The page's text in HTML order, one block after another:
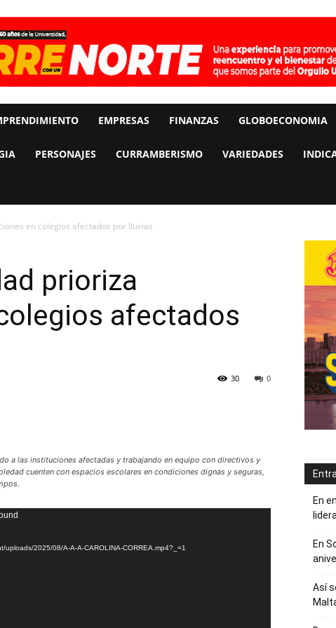
EMPRESAS FINANZAS GLOBOECONOMIA
PERSONAJES CURRAMBERISMO VARIEDADES
en colegios afectados por lluvias
prioriza
afectados
0
30
a las instituciones afectadas y trabajando en equipo con directivos y
cuenten con espacios escolares en condiciones dignas y seguras,
2025/08/A-A-A-CAROLINA-CORREA.mp4?_=1
En
En
Así